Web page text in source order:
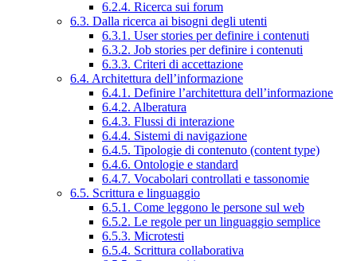
6.2.4. Ricerca sui forum
6.3. Dalla ricerca ai bisogni degli utenti
6.3.1. User stories per definire i contenuti
6.3.2. Job stories per definire i contenuti
6.3.3. Criteri di accettazione
6.4. Architettura dell’informazione
6.4.1. Definire l’architettura dell’informazione
6.4.2. Alberatura
6.4.3. Flussi di interazione
6.4.4. Sistemi di navigazione
6.4.5. Tipologie di contenuto (content type)
6.4.6. Ontologie e standard
6.4.7. Vocabolari controllati e tassonomie
6.5. Scrittura e linguaggio
6.5.1. Come leggono le persone sul web
6.5.2. Le regole per un linguaggio semplice
6.5.3. Microtesti
6.5.4. Scrittura collaborativa